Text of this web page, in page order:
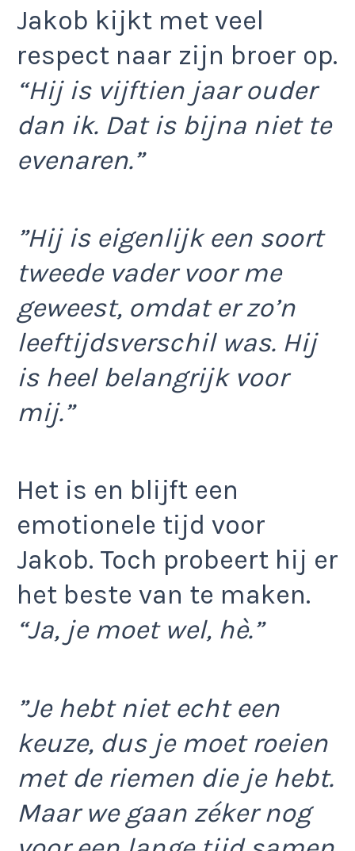
Jakob kijkt met veel
respect naar zijn broer op.
“Hij is vijftien jaar ouder
dan ik. Dat is bijna niet te
evenaren.”
”Hij is eigenlijk een soort
tweede vader voor me
geweest, omdat er zo’n
leeftijdsverschil was. Hij
is heel belangrijk voor
mij.”
Het is en blijft een
emotionele tijd voor
Jakob. Toch probeert hij er
het beste van te maken.
“Ja, je moet wel, hè.”
”Je hebt niet echt een
keuze, dus je moet roeien
met de riemen die je hebt.
Maar we gaan zéker nog